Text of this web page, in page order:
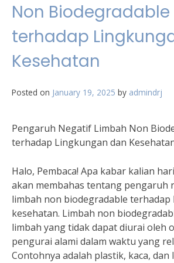
Non Biodegradable
terhadap
Kesehatan
Posted on January 19, 2025 by admindrj
Pengaruh Negatif Limbah Non
terhadap Lingkungan dan
Halo, Pembaca! Apa kabar kalian
akan membahas tentang pengaruh
limbah non biodegradable
kesehatan. Limbah non
limbah yang tidak dapat diurai oleh
pengurai alami dalam waktu yang
Contohnya adalah plastik, kaca, dan